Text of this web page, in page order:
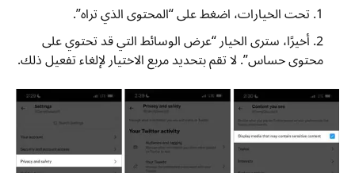
تحت الخيارات، اضغط على “المحتوى الذي تراه”.
أخيرًا، سترى الخيار “عرض الوسائط التي قد تحتوي على
محتوى حساس”. لا تقم بتحديد مربع الاختيار لإلغاء تفعيل ذلك.